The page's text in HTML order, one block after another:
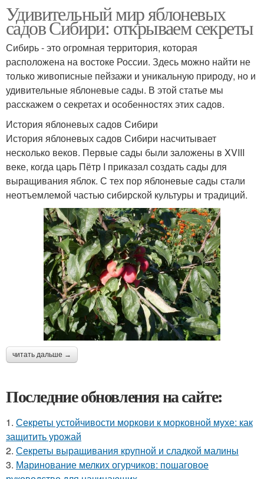
Удивительный мир яблоневых
садов Сибири: открываем секреты
Сибирь - это огромная территория, которая
расположена на востоке России. Здесь можно найти не
только живописные пейзажи и уникальную природу, но и
удивительные яблоневые сады. В этой статье мы
расскажем о секретах и особенностях этих садов.
История яблоневых садов Сибири
История яблоневых садов Сибири насчитывает
несколько веков. Первые сады были заложены в XVIII
веке, когда царь Пётр I приказал создать сады для
выращивания яблок. С тех пор яблоневые сады стали
неотъемлемой частью сибирской культуры и традиций.
читать дальше →
Последние обновления на сайте:
1. Секреты устойчивости моркови к морковной мухе: как
защитить урожай
2. Секреты выращивания крупной и сладкой малины
3. Маринование мелких огурчиков: пошаговое